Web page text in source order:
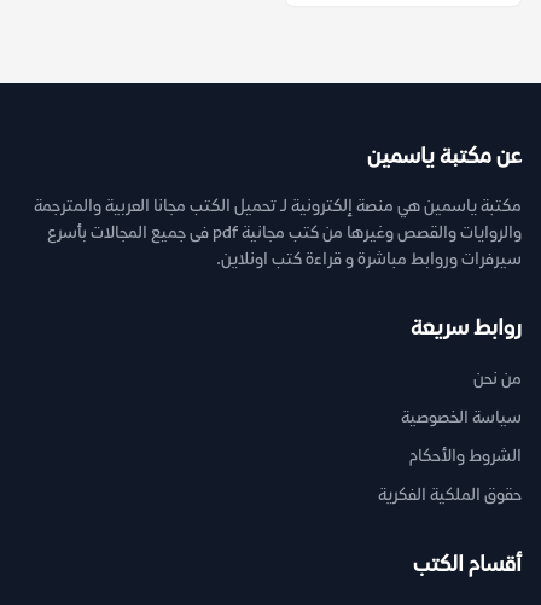
عن مكتبة ياسمين
مكتبة ياسمين هي منصة إلكترونية لـ تحميل الكتب مجانا العربية والمترجمة
والروايات والقصص وغيرها من كتب مجانية pdf فى جميع المجالات بأسرع
سيرفرات وروابط مباشرة و قراءة كتب اونلاين.
روابط سريعة
من نحن
سياسة الخصوصية
الشروط والأحكام
حقوق الملكية الفكرية
أقسام الكتب